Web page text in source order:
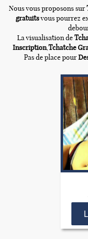
Nous vous proposons sur
gratuitsvous pourrez
La visualisation de
Inscription,Tchatche
Pas de place pour